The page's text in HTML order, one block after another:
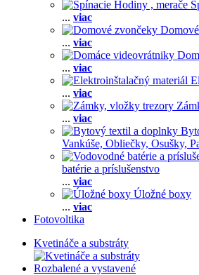
... viac
... viac
... viac
... viac
... viac
Vankúše, Obliečky, Osušky,
batérie a príslušenstvo
... viac
Úložné boxy
... viac
Fotovoltika
Kvetináče a substráty
Rozbalené a vystavené